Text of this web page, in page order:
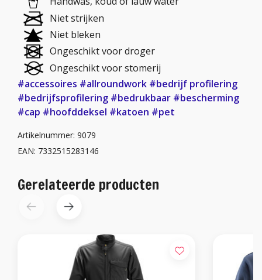
Niet strijken
Niet bleken
Ongeschikt voor droger
Ongeschikt voor stomerij
#accessoires #allroundwork #bedrijf profilering
#bedrijfsprofilering #bedrukbaar #bescherming
#cap #hoofddeksel #katoen #pet
Artikelnummer: 9079
EAN: 7332515283146
Gerelateerde producten